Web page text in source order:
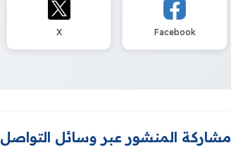
Facebook
X
مشاركة المنشور عبر وسائل التواصل